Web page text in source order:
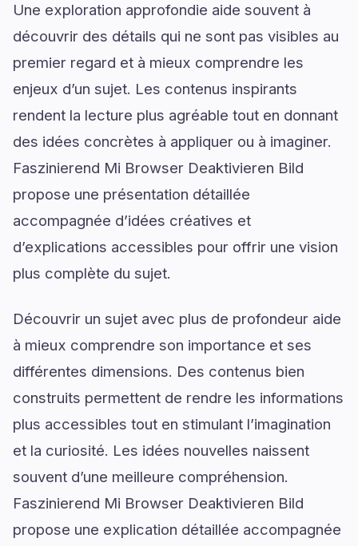
Une exploration approfondie aide souvent à
découvrir des détails qui ne sont pas visibles au
premier regard et à mieux comprendre les
enjeux d’un sujet. Les contenus inspirants
rendent la lecture plus agréable tout en donnant
des idées concrètes à appliquer ou à imaginer.
Faszinierend Mi Browser Deaktivieren Bild
propose une présentation détaillée
accompagnée d’idées créatives et
d’explications accessibles pour offrir une vision
plus complète du sujet.
Découvrir un sujet avec plus de profondeur aide
à mieux comprendre son importance et ses
différentes dimensions. Des contenus bien
construits permettent de rendre les informations
plus accessibles tout en stimulant l’imagination
et la curiosité. Les idées nouvelles naissent
souvent d’une meilleure compréhension.
Faszinierend Mi Browser Deaktivieren Bild
propose une explication détaillée accompagnée